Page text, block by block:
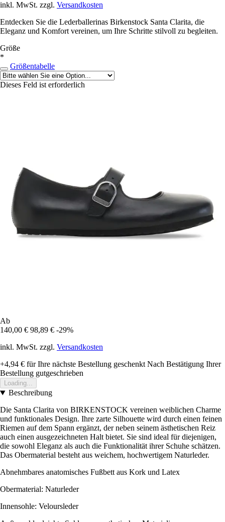
inkl. MwSt. zzgl. Versandkosten
Entdecken Sie die Lederballerinas Birkenstock Santa Clarita, die
Eleganz und Komfort vereinen, um Ihre Schritte stilvoll zu begleiten.
Größe
*
Größentabelle
Dieses Feld ist erforderlich
Ab
140,00 € 98,89 € -29%
inkl. MwSt. zzgl. Versandkosten
+4,94 € für Ihre nächste Bestellung geschenkt Nach Bestätigung Ihrer
Bestellung gutgeschrieben
Loading...
Beschreibung
Die Santa Clarita von BIRKENSTOCK vereinen weiblichen Charme
und funktionales Design. Ihre zarte Silhouette wird durch einen feinen
Riemen auf dem Spann ergänzt, der neben seinem ästhetischen Reiz
auch einen ausgezeichneten Halt bietet. Sie sind ideal für diejenigen,
die sowohl Eleganz als auch die Funktionalität ihrer Schuhe schätzen.
Das Obermaterial besteht aus weichem, hochwertigem Naturleder.
Abnehmbares anatomisches Fußbett aus Kork und Latex
Obermaterial: Naturleder
Innensohle: Veloursleder